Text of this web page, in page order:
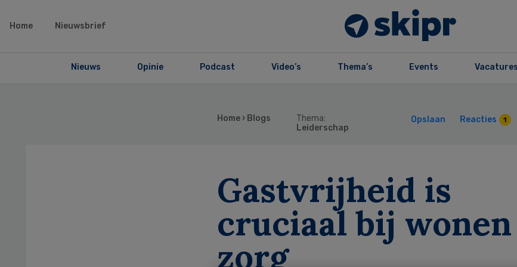
Home Nieuwsbrief
Nieuws Opinie Podcast Video’s Thema’s Events Vacatures
Home › Blogs
Thema:
Leiderschap
Opslaan Reacties 1
Gastvrijheid is
cruciaal bij
zorg